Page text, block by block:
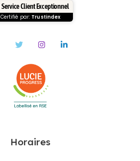
Service Client Exceptionnel
Certifié par: Trustindex
Horaires